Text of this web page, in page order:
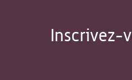
Inscrivez-